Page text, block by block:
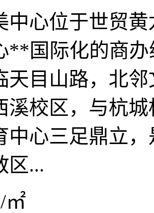
中心位于世贸
**国际化的商
天目山路，北
溪校区，与杭
中心三足鼎立
区...
㎡